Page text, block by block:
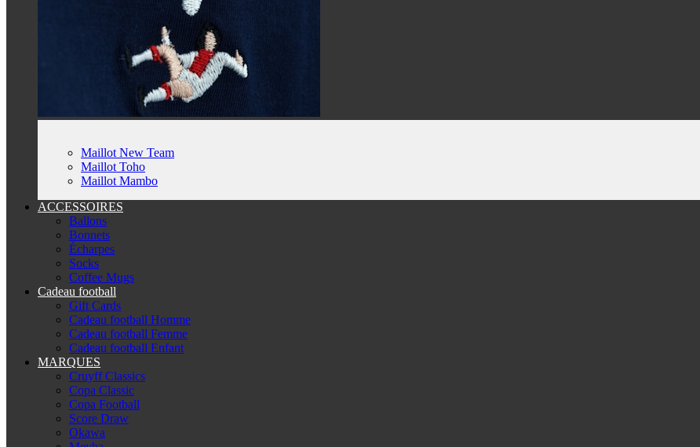
Maillot New Team
Maillot Toho
Maillot Mambo
ACCESSOIRES
Ballons
Bonnets
Écharpes
Socks
Coffee Mugs
Cadeau football
Gift Cards
Cadeau football Homme
Cadeau football Femme
Cadeau football Enfant
MARQUES
Cruyff Classics
Copa Classic
Copa Football
Score Draw
Okawa